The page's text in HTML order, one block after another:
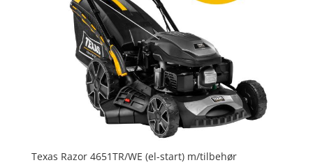
Texas Razor 4651TR/WE (el-start) m/tilbehør